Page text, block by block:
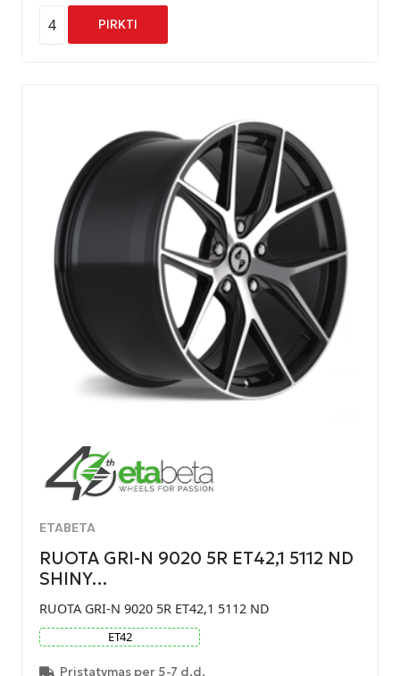
4 PIRKTI
ETABETA
RUOTA GRI-N 9020 5R ET42,1 5112 ND
SHINY…
RUOTA GRI-N 9020 5R ET42,1 5112 ND
ET42
Pristatymas per 5-7 d.d.